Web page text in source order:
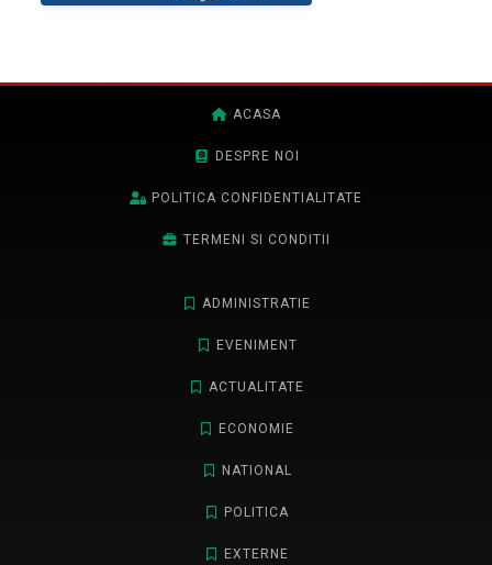
ACASA
DESPRE NOI
POLITICA CONFIDENTIALITATE
TERMENI SI CONDITII
ADMINISTRATIE
EVENIMENT
ACTUALITATE
ECONOMIE
NATIONAL
POLITICA
EXTERNE